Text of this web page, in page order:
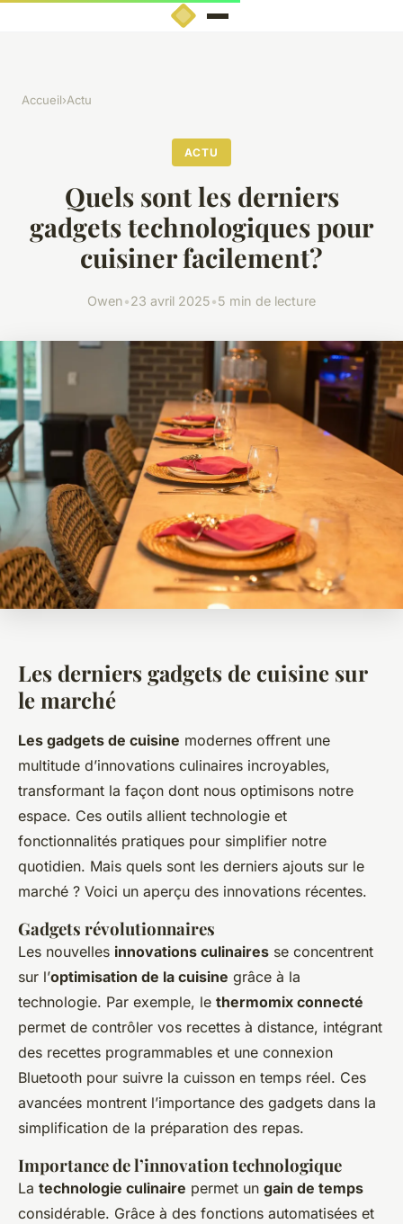
Accueil›Actu
ACTU
Quels sont les derniers
gadgets technologiques pour
cuisiner facilement?
Owen•23 avril 2025•5 min de lecture
Les derniers gadgets de cuisine sur
le marché
Les gadgets de cuisine modernes offrent une
multitude d’innovations culinaires incroyables,
transformant la façon dont nous optimisons notre
espace. Ces outils allient technologie et
fonctionnalités pratiques pour simplifier notre
quotidien. Mais quels sont les derniers ajouts sur le
marché ? Voici un aperçu des innovations récentes.
Gadgets révolutionnaires
Les nouvelles innovations culinaires se concentrent
sur l’optimisation de la cuisine grâce à la
technologie. Par exemple, le thermomix connecté
permet de contrôler vos recettes à distance, intégrant
des recettes programmables et une connexion
Bluetooth pour suivre la cuisson en temps réel. Ces
avancées montrent l’importance des gadgets dans la
simplification de la préparation des repas.
Importance de l’innovation technologique
La technologie culinaire permet un gain de temps
considérable. Grâce à des fonctions automatisées et